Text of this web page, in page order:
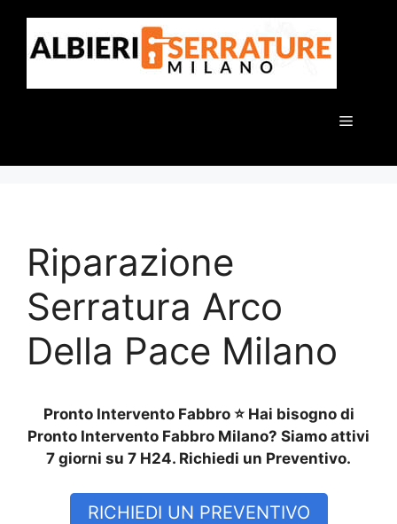
contenuto
Menu
Riparazione
Serratura Arco
Della Pace Milano
Pronto Intervento Fabbro ⭐ Hai bisogno di
Pronto Intervento Fabbro Milano? Siamo attivi
7 giorni su 7 H24. Richiedi un Preventivo.
RICHIEDI UN PREVENTIVO